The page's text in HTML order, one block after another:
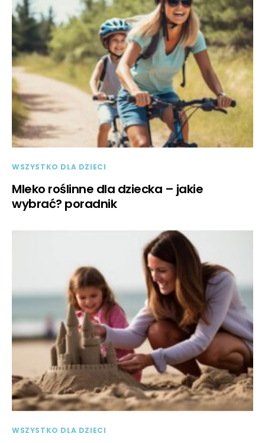
WSZYSTKO DLA DZIECI
Mleko roślinne dla dziecka – jakie
wybrać? poradnik
WSZYSTKO DLA DZIECI